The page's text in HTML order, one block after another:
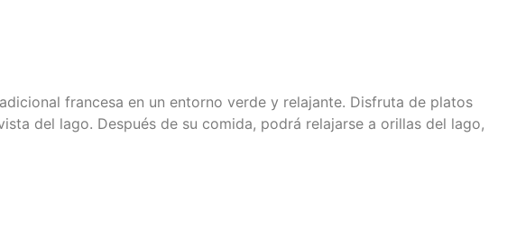
francesa en un entorno verde y relajante. Disfruta de platos
del lago. Después de su comida, podrá relajarse a orillas del lago,